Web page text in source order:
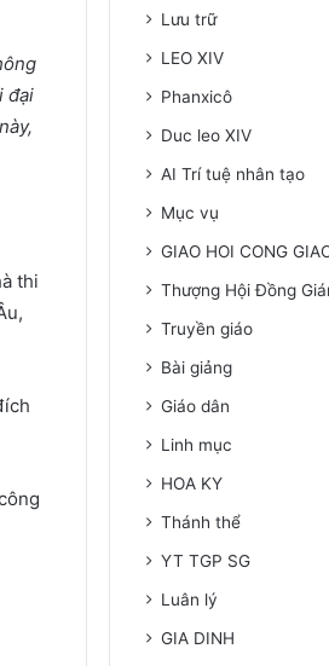
đại
thi
Lưu trữ
LEO XIV
Phanxicô
Duc leo XIV
AI Trí tuệ nhân tạo
Mục vụ
GIAO HOI CONG
Thượng Hội Đồng
Truyền giáo
Bài giảng
Giáo dân
Linh mục
HOA KY
Thánh thể
YT TGP SG
Luân lý
GIA DINH